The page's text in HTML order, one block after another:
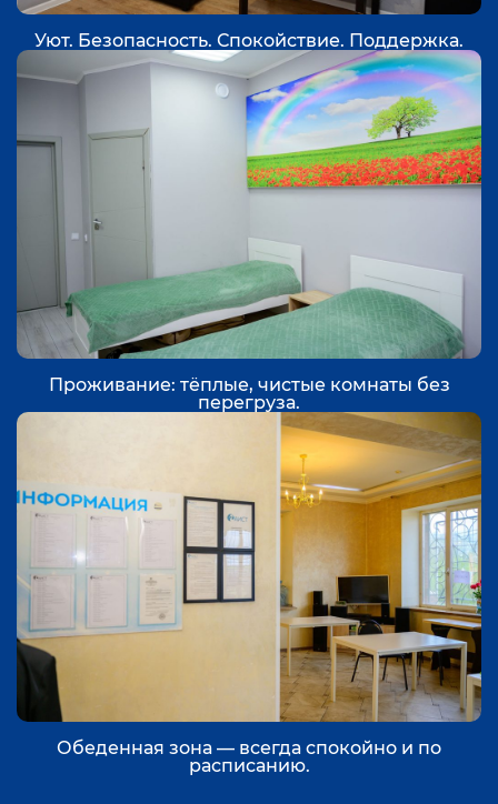
Уют. Безопасность. Спокойствие. Поддержка.
Проживание: тёплые, чистые комнаты без
перегруза.
Обеденная зона — всегда спокойно и по
расписанию.